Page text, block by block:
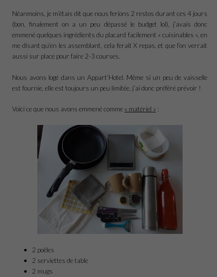
Néanmoins, je m’étais dit que nous ferions 2 restos durant ces 4 jours
(bon, finalement on a un peu dépassé le budget lol), j’avais donc
emmené quelques ingrédients du placard facilement « cuisinables », en
me disant qu’en les assemblant, cela ferait X repas, et que l’on verrait
aussi sur place pour faire 2-3 courses.
Nous avons logé dans un Appart’Hotel. Même si un peu de vaisselle
est fournie, elle est toujours un peu limitée, j’ai donc préféré prévoir !
Voici ce que nous avons emmené comme « matériel » :
2 poêles
2 serviettes de table
2 mugs